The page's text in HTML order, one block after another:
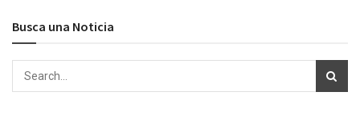
Busca una Noticia